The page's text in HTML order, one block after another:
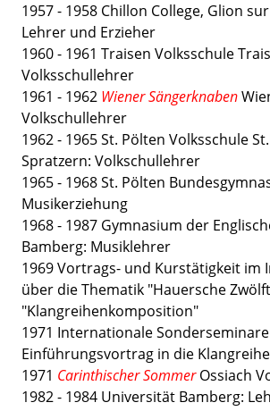
1957 - 1958 Chillon College, Glion
Lehrer und Erzieher
1960 - 1961 Traisen Volksschule
Volksschullehrer
1961 - 1962 Wiener Sängerknaben
Volkschullehrer
1962 - 1965 St. Pölten Volksschule
Spratzern: Volkschullehrer
1965 - 1968 St. Pölten
Musikerziehung
1968 - 1987 Gymnasium der
Bamberg: Musiklehrer
1969 Vortrags- und Kurstätigkeit im
über die Thematik "Hauersche
"Klangreihenkomposition"
1971 Internationale
Einführungsvortrag in die
1971 Carinthischer SommerOssiach
1982 - 1984 Universität Bamberg: